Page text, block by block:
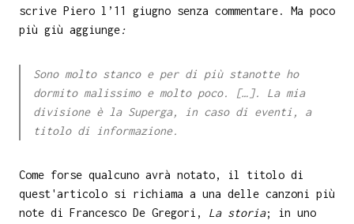
scrive Piero l’11 giugno senza commentare. Ma poco
più giù aggiunge:
Sono molto stanco e per di più stanotte ho
dormito malissimo e molto poco. […]. La mia
divisione è la Superga, in caso di eventi, a
titolo di informazione.
Come forse qualcuno avrà notato, il titolo di
quest'articolo si richiama a una delle canzoni più
note di Francesco De Gregori, La storia; in uno